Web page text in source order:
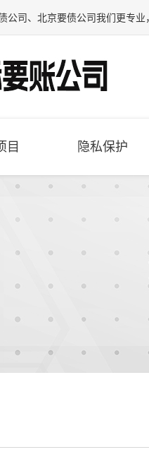
公司、 北京要债公司我们更专业
目 隐私保护